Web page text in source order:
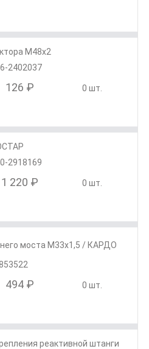
М48х2
2402037
126 ₽ 0 шт.
2918169
1 220 ₽ 0 шт.
моста М33х1,5 / КАРДО
853522
494 ₽ 0 шт.
реактивной штанги